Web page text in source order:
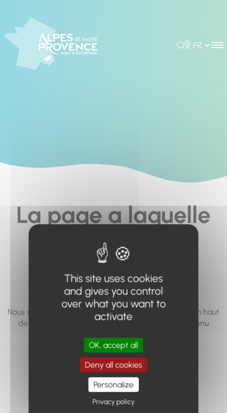
Rechercher
Choisir la
La page a laquelle
vous cherchez à
accéder n'existe
pas... ou plus.
Nous vous invitons à utiliser le moteur de recherche en haut
de page, ou à utiliser le menu pour trouver le contenu
Retour à l'accueil
This site uses cookies
and gives you control
over what you want to
activate
OK, accept all
Deny all cookies
Personalize
Privacy policy